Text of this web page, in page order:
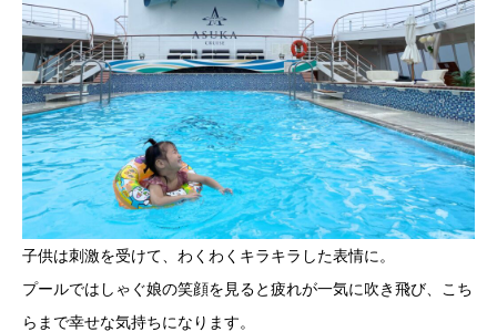
子供は刺激を受けて、わくわくキラキラした表情に。
プールではしゃぐ娘の笑顔を見ると疲れが一気に吹き飛び、こち
らまで幸せな気持ちになります。